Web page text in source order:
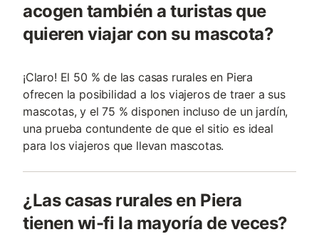
acogen también a turistas que
quieren viajar con su mascota?
¡Claro! El 50 % de las casas rurales en Piera
ofrecen la posibilidad a los viajeros de traer a sus
mascotas, y el 75 % disponen incluso de un jardín,
una prueba contundente de que el sitio es ideal
para los viajeros que llevan mascotas.
¿Las casas rurales en Piera
tienen wi-fi la mayoría de veces?